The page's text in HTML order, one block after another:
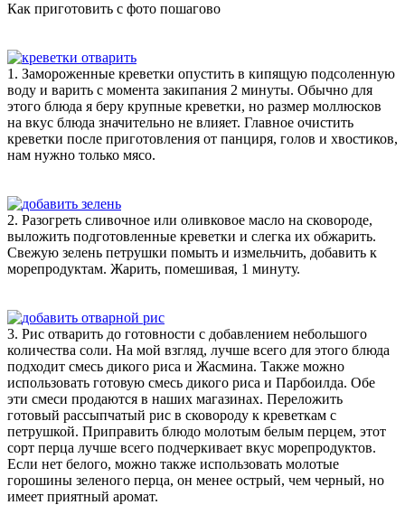
Как приготовить с фото пошагово
1. Замороженные креветки опустить в кипящую подсоленную
воду и варить с момента закипания 2 минуты. Обычно для
этого блюда я беру крупные креветки, но размер моллюсков
на вкус блюда значительно не влияет. Главное очистить
креветки после приготовления от панциря, голов и хвостиков,
нам нужно только мясо.
2. Разогреть сливочное или оливковое масло на сковороде,
выложить подготовленные креветки и слегка их обжарить.
Свежую зелень петрушки помыть и измельчить, добавить к
морепродуктам. Жарить, помешивая, 1 минуту.
3. Рис отварить до готовности с добавлением небольшого
количества соли. На мой взгляд, лучше всего для этого блюда
подходит смесь дикого риса и Жасмина. Также можно
использовать готовую смесь дикого риса и Парбоилда. Обе
эти смеси продаются в наших магазинах. Переложить
готовый рассыпчатый рис в сковороду к креветкам с
петрушкой. Приправить блюдо молотым белым перцем, этот
сорт перца лучше всего подчеркивает вкус морепродуктов.
Если нет белого, можно также использовать молотые
горошины зеленого перца, он менее острый, чем черный, но
имеет приятный аромат.